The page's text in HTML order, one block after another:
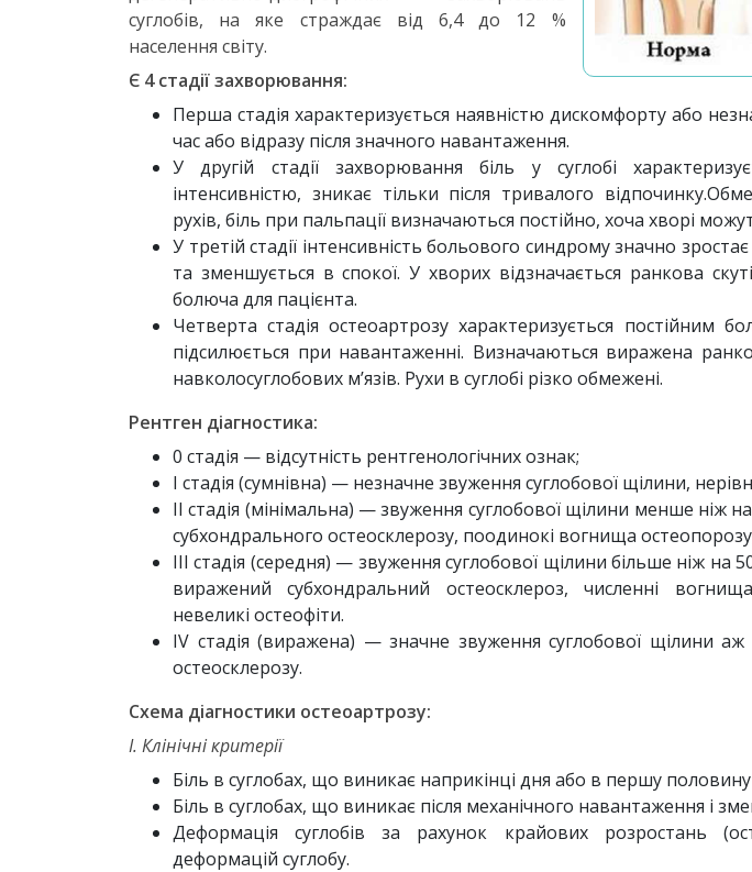
суглобів, на яке страждає від 6,4 до 12 %
населення світу.
Є 4 стадії захворювання:
Перша стадія характеризується наявністю дискомфорту або
час або відразу після значного навантаження.
У другій стадії захворювання біль у суглобі
інтенсивністю, зникає тільки після тривалого
рухів, біль при пальпації визначаються постійно, хоча хворі
У третій стадії інтенсивність больового синдрому значно
та зменшується в спокої. У хворих відзначається ранкова
болюча для пацієнта.
Четверта стадія остеоартрозу характеризується постійним
підсилюється при навантаженні. Визначаються виражена
навколосуглобових м’язів. Рухи в суглобі різко обмежені.
Рентген діагностика:
0 стадія — відсутність рентгенологічних ознак;
І стадія (сумнівна) — незначне звуження суглобової щілини,
ІІ стадія (мінімальна) — звуження суглобової щілини менше ніж на
субхондрального остеосклерозу, поодинокі вогнища
ІІІ стадія (середня) — звуження суглобової щілини більше ніж на
виражений субхондральний остеосклероз, численні
невеликі остеофіти.
ІV стадія (виражена) — значне звуження суглобової щілини аж
остеосклерозу.
Cхема діагностики остеоартрозу:
І. Клінічні критерії
Біль в суглобах, що виникає наприкінці дня або в першу половину
Біль в суглобах, що виникає після механічного навантаження і
Деформація суглобів за рахунок крайових розростань
деформацій суглобу.